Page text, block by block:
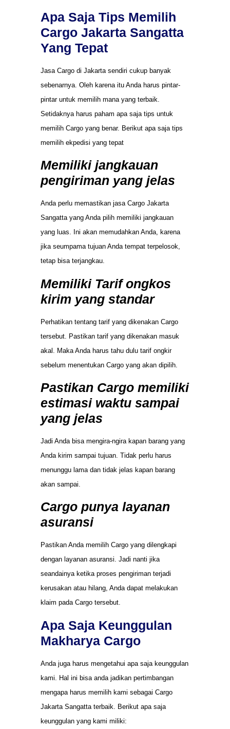
Apa Saja Tips Memilih
Cargo Jakarta Sangatta
Yang Tepat
Jasa Cargo di Jakarta sendiri cukup banyak
sebenarnya. Oleh karena itu Anda harus pintar-
pintar untuk memilih mana yang terbaik.
Setidaknya harus paham apa saja tips untuk
memilih Cargo yang benar. Berikut apa saja tips
memilih ekpedisi yang tepat
Memiliki jangkauan
pengiriman yang jelas
Anda perlu memastikan jasa Cargo Jakarta
Sangatta yang Anda pilih memiliki jangkauan
yang luas. Ini akan memudahkan Anda, karena
jika seumpama tujuan Anda tempat terpelosok,
tetap bisa terjangkau.
Memiliki Tarif ongkos
kirim yang standar
Perhatikan tentang tarif yang dikenakan Cargo
tersebut. Pastikan tarif yang dikenakan masuk
akal. Maka Anda harus tahu dulu tarif ongkir
sebelum menentukan Cargo yang akan dipilih.
Pastikan Cargo memiliki
estimasi waktu sampai
yang jelas
Jadi Anda bisa mengira-ngira kapan barang yang
Anda kirim sampai tujuan. Tidak perlu harus
menunggu lama dan tidak jelas kapan barang
akan sampai.
Cargo punya layanan
asuransi
Pastikan Anda memilih Cargo yang dilengkapi
dengan layanan asuransi. Jadi nanti jika
seandainya ketika proses pengiriman terjadi
kerusakan atau hilang, Anda dapat melakukan
klaim pada Cargo tersebut.
Apa Saja Keunggulan
Makharya Cargo
Anda juga harus mengetahui apa saja keunggulan
kami. Hal ini bisa anda jadikan pertimbangan
mengapa harus memilih kami sebagai Cargo
Jakarta Sangatta terbaik. Berikut apa saja
keunggulan yang kami miliki: